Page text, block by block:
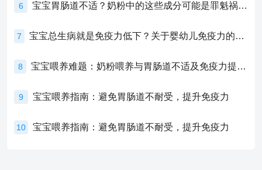
6 宝宝胃肠道不适？奶粉中的这些成分可能是罪魁祸首！
7 宝宝总生病就是免疫力低下？关于婴幼儿免疫力的真相，家长必须了解！
8 宝宝喂养难题：奶粉喂养与胃肠道不适及免疫力提升的奥秘
9 宝宝喂养指南：避免胃肠道不耐受，提升免疫力
10 宝宝喂养指南：避免胃肠道不耐受，提升免疫力